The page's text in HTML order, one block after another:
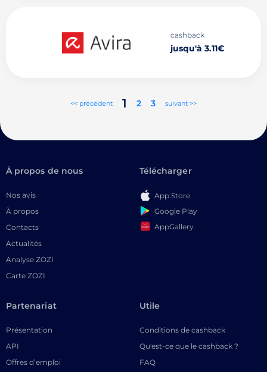
cashback
jusqu'à 3.11€
<< précédent 1 2 3 suivant >>
À propos de nous
Nos avis
À propos
Contacts
Actualités
Analyse ZOZI
Carte ZOZI
Télécharger
App Store
Google Play
AppGallery
Partenariat
Présentation
API
Offres d’emploi
Utile
Conditions de cashback
Qu'est-ce que le cashback ?
FAQ